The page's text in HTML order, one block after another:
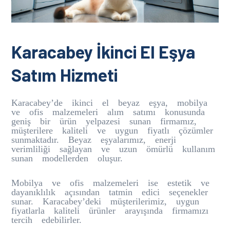
Karacabey İkinci El Eşya
Satım Hizmeti
Karacabey’de ikinci el beyaz eşya, mobilya
ve ofis malzemeleri alım satımı konusunda
geniş bir ürün yelpazesi sunan firmamız,
müşterilere kaliteli ve uygun fiyatlı çözümler
sunmaktadır. Beyaz eşyalarımız, enerji
verimliliği sağlayan ve uzun ömürlü kullanım
sunan modellerden oluşur.
Mobilya ve ofis malzemeleri ise estetik ve
dayanıklılık açısından tatmin edici seçenekler
sunar. Karacabey’deki müşterilerimiz, uygun
fiyatlarla kaliteli ürünler arayışında firmamızı
tercih edebilirler.